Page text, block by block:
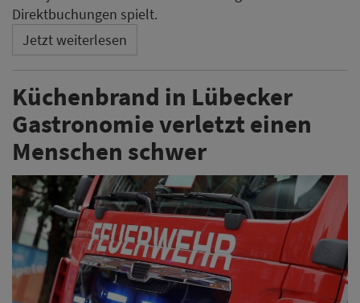
Direktbuchungen spielt.
Jetzt weiterlesen
Küchenbrand in Lübecker
Gastronomie verletzt einen
Menschen schwer